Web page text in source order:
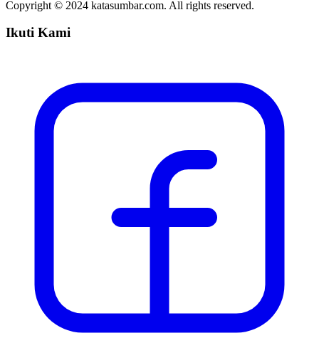
Copyright © 2024 katasumbar.com. All rights reserved.
Ikuti Kami